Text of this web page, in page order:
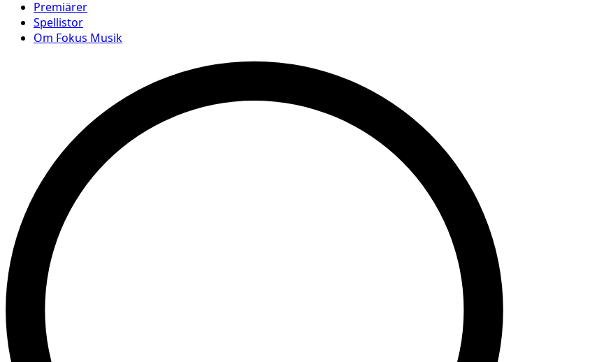
Premiärer
Spellistor
Om Fokus Musik